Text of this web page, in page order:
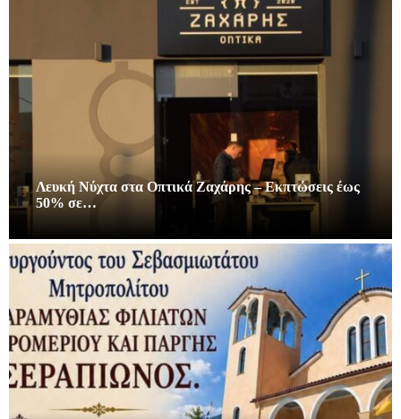
Λευκή Νύχτα στα Οπτικά Ζαχάρης – Εκπτώσεις έως
50% σε…